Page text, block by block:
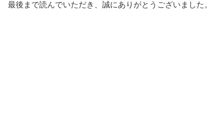
最後まで読んでいただき、誠にありがとうございました。